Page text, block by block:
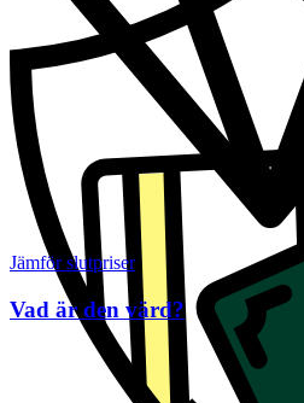
Jämför slutpriser
Vad är den värd?